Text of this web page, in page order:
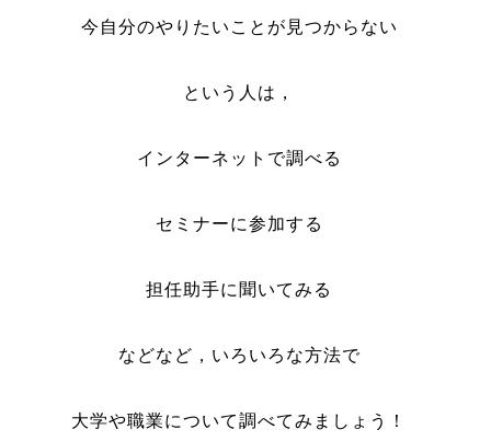
今自分のやりたいことが見つからない
という人は，
インターネットで調べる
セミナーに参加する
担任助手に聞いてみる
などなど，いろいろな方法で
大学や職業について調べてみましょう！